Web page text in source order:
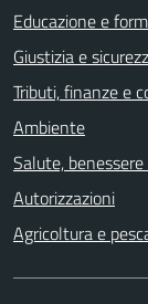
Educazione e
Giustizia e
Tributi, finanze e
Ambiente
Salute,
Autorizzazioni
Agricoltura e